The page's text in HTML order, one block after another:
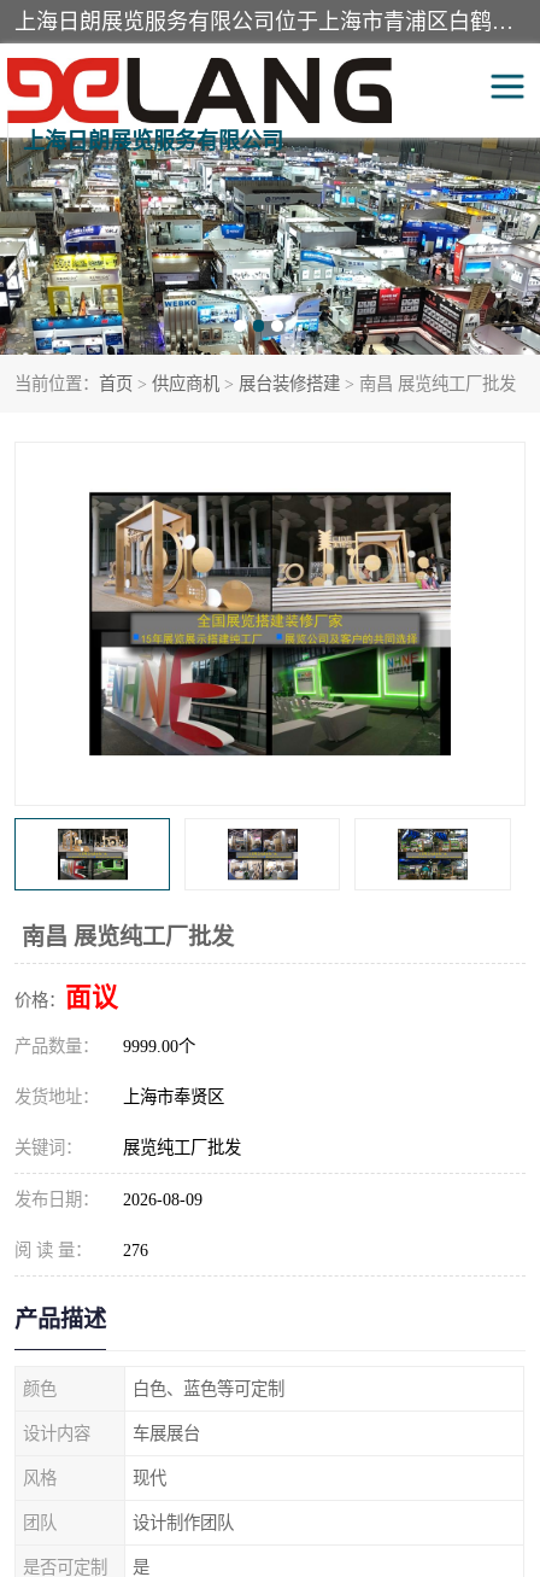
上海日朗展览服务有限公司位于上海市青浦区白鹤镇，营业范围有展览展示会务服务，室内装饰设计及施工，展示道具设计制作，舞台设计，图文设计，灯箱制作，园林绿化工程，广告装潢材料，建筑材料，办公用品，工艺礼品日用百货销售。
上海日朗展览服务有限公司
当前位置： 首页 > 供应商机 > 展台装修搭建 > 南昌 展览纯工厂批发
南昌 展览纯工厂批发
价格： 面议
产品数量： 9999.00个
发货地址： 上海市奉贤区
关键词： 展览纯工厂批发
发布日期： 2026-08-09
阅 读 量： 276
产品描述
颜色 白色、蓝色等可定制
设计内容 车展展台
风格 现代
团队 设计制作团队
是否可定制 是
展台装修搭建 活动会议执行
展厅装修 专柜制作
展会装修设计 展会搭建
活动策划 展会服务